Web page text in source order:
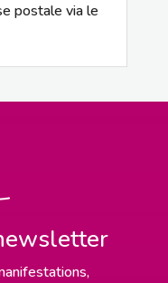
postale via le